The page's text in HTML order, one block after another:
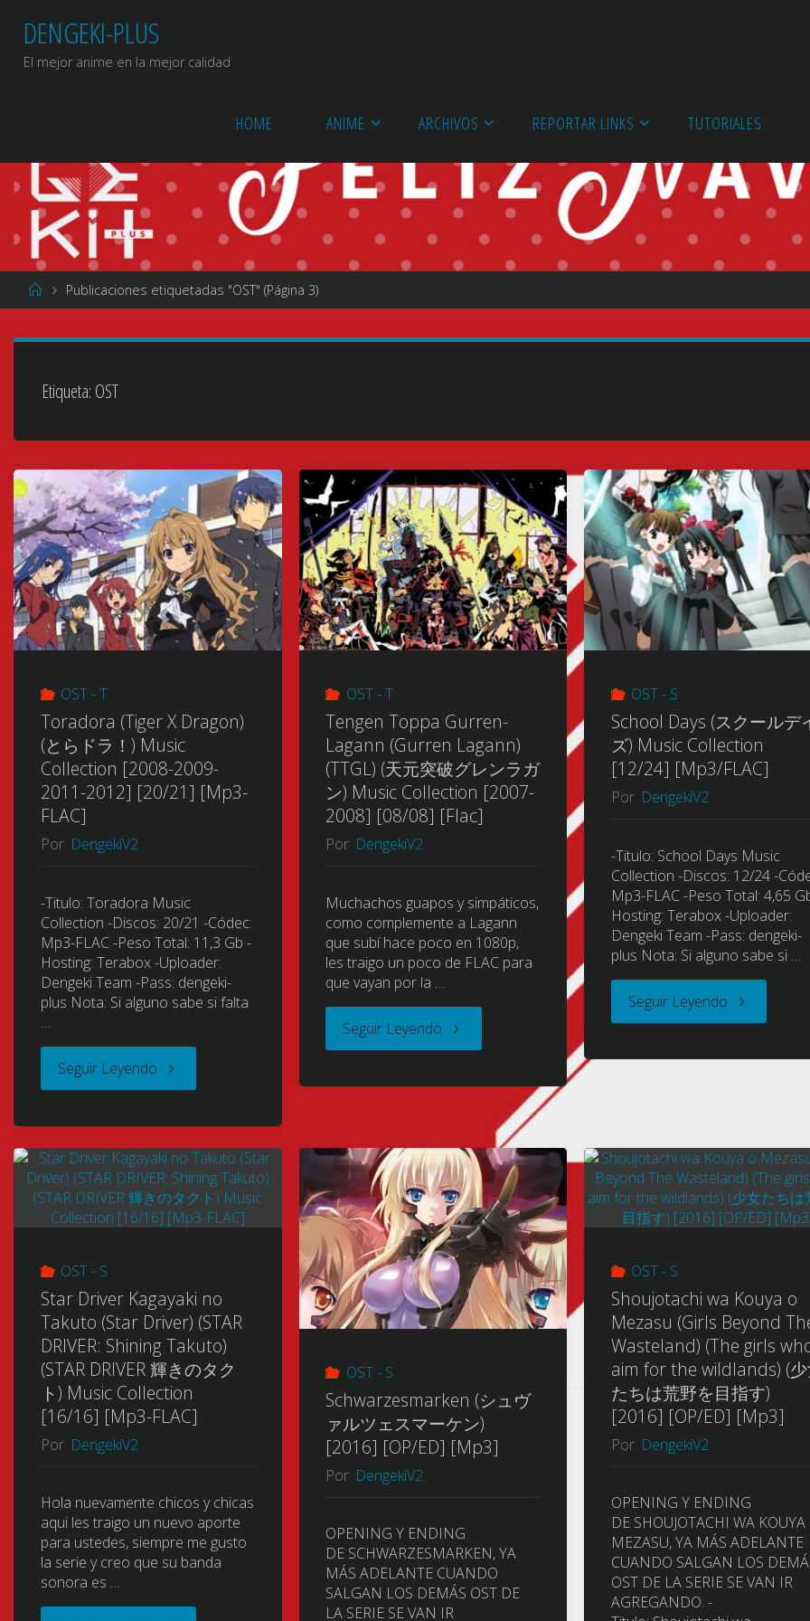
contenido
DENGEKI-PLUS
El mejor anime en la mejor calidad
HOME ANIME ARCHIVOS REPORTAR LINKS TUTORIALES
Página
de
Publicaciones etiquetadas "OST" (Página 3)
Etiqueta: OST
OST - T
Toradora (Tiger X Dragon)
(とらドラ！) Music
Collection [2008-2009-
2011-2012] [20/21] [Mp3-
FLAC]
Por DengekiV2
-Titulo: Toradora Music
Collection -Discos: 20/21 -Códec:
Mp3-FLAC -Peso Total: 11,3 Gb -
Hosting: Terabox -Uploader:
Dengeki Team -Pass: dengeki-
plus Nota: Si alguno sabe si falta
…
Seguir Leyendo "Toradora
X
Dragon)
ド
ラ！)
Music
[2008-
2009-
OST - T
Tengen Toppa Gurren-
Lagann (Gurren Lagann)
(TTGL) (天元突破グレンラガ
ン) Music Collection [2007-
2008] [08/08] [Flac]
Por DengekiV2
Muchachos guapos y simpáticos,
como complemente a Lagann
que subí hace poco en 1080p,
les traigo un poco de FLAC para
que vayan por la …
Seguir Leyendo "Tengen
Lagann
(Gurren
Lagann)
(TTGL)
(天
突
破
レ
ン
OST - S
School Days (スクールデ
ズ) Music Collection
[12/24] [Mp3/FLAC]
Por DengekiV2
-Titulo: School Days Music
Collection -Discos: 12/24 -
Mp3-FLAC -Peso Total: 4,65
Hosting: Terabox -Uploader:
Dengeki Team -Pass: dengeki-
plus Nota: Si alguno sabe si …
Seguir Leyendo"School
ー
ル
イ
ズ)
Music
[Mp3/FLAC]"
OST - S
Star Driver Kagayaki no
Takuto (Star Driver) (STAR
DRIVER: Shining Takuto)
(STAR DRIVER 輝きのタク
ト) Music Collection
[16/16] [Mp3-FLAC]
Por DengekiV2
Hola nuevamente chicos y chicas
aqui les traigo un nuevo aporte
para ustedes, siempre me gusto
la serie y creo que su banda
sonora es …
OST - S
Schwarzesmarken (シュヴ
ァルツェスマーケン)
[2016] [OP/ED] [Mp3]
Por DengekiV2
OPENING Y ENDING
DE SCHWARZESMARKEN, YA
MÁS ADELANTE CUANDO
SALGAN LOS DEMÁS OST DE
LA SERIE SE VAN IR
OST - S
Shoujotachi wa Kouya o
Mezasu (Girls Beyond
Wasteland) (The girls
aim for the wildlands) (
たちは荒野を目指す)
[2016] [OP/ED] [Mp3]
Por DengekiV2
OPENING Y ENDING
DE SHOUJOTACHI WA KOUYA
MEZASU, YA MÁS ADELANTE
CUANDO SALGAN LOS
OST DE LA SERIE SE VAN IR
AGREGANDO. -